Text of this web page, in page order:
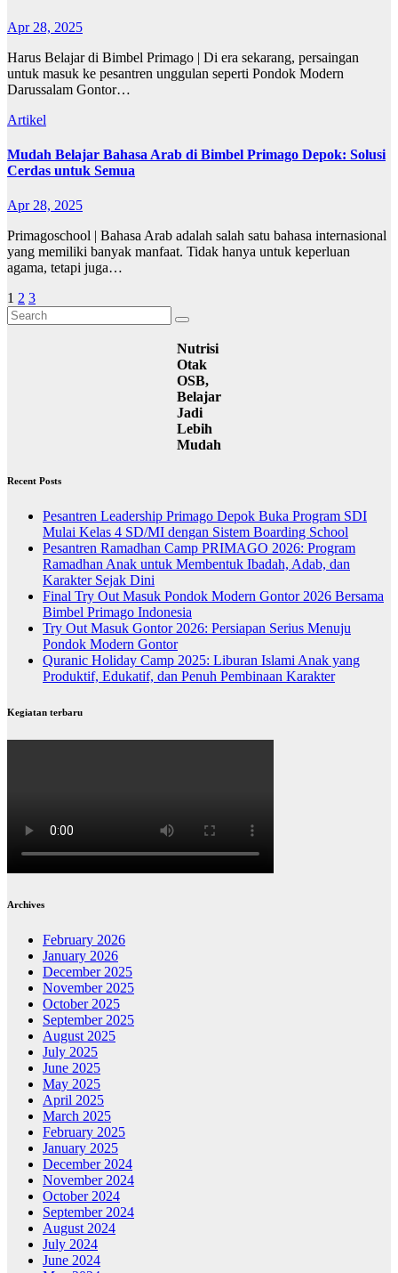
Apr 28, 2025
Harus Belajar di Bimbel Primago | Di era sekarang, persaingan
untuk masuk ke pesantren unggulan seperti Pondok Modern
Darussalam Gontor…
Artikel
Mudah Belajar Bahasa Arab di Bimbel Primago Depok: Solusi
Cerdas untuk Semua
Apr 28, 2025
Primagoschool | Bahasa Arab adalah salah satu bahasa internasional
yang memiliki banyak manfaat. Tidak hanya untuk keperluan
agama, tetapi juga…
Posts
pagination
1 2 3
Nutrisi
Otak
OSB,
Belajar
Jadi
Lebih
Mudah
Recent Posts
Pesantren Leadership Primago Depok Buka Program SDI
Mulai Kelas 4 SD/MI dengan Sistem Boarding School
Pesantren Ramadhan Camp PRIMAGO 2026: Program
Ramadhan Anak untuk Membentuk Ibadah, Adab, dan
Karakter Sejak Dini
Final Try Out Masuk Pondok Modern Gontor 2026 Bersama
Bimbel Primago Indonesia
Try Out Masuk Gontor 2026: Persiapan Serius Menuju
Pondok Modern Gontor
Quranic Holiday Camp 2025: Liburan Islami Anak yang
Produktif, Edukatif, dan Penuh Pembinaan Karakter
Kegiatan terbaru
Archives
February 2026
January 2026
December 2025
November 2025
October 2025
September 2025
August 2025
July 2025
June 2025
May 2025
April 2025
March 2025
February 2025
January 2025
December 2024
November 2024
October 2024
September 2024
August 2024
July 2024
June 2024